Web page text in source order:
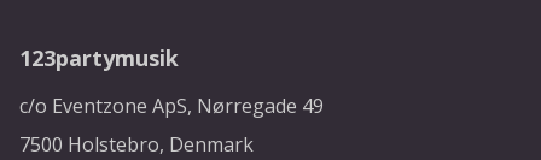
123partymusik
c/o Eventzone ApS, Nørregade 49
7500 Holstebro, Denmark